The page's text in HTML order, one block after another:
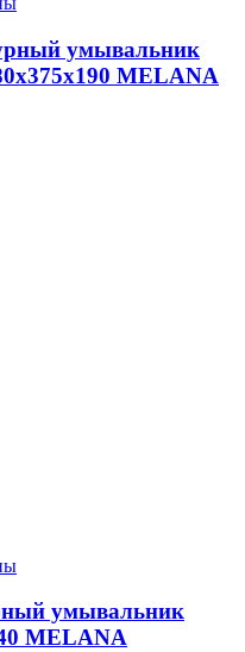
умывальник
MELANA
умывальник
MELANA